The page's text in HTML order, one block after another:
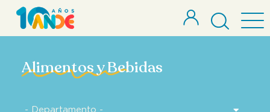
Alimentos y Bebidas